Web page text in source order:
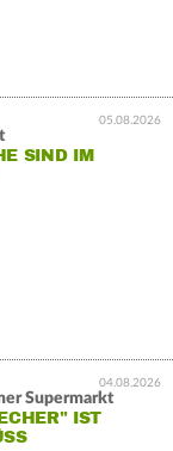
05.08.2026
SIND IM
04.08.2026
Supermarkt
IST